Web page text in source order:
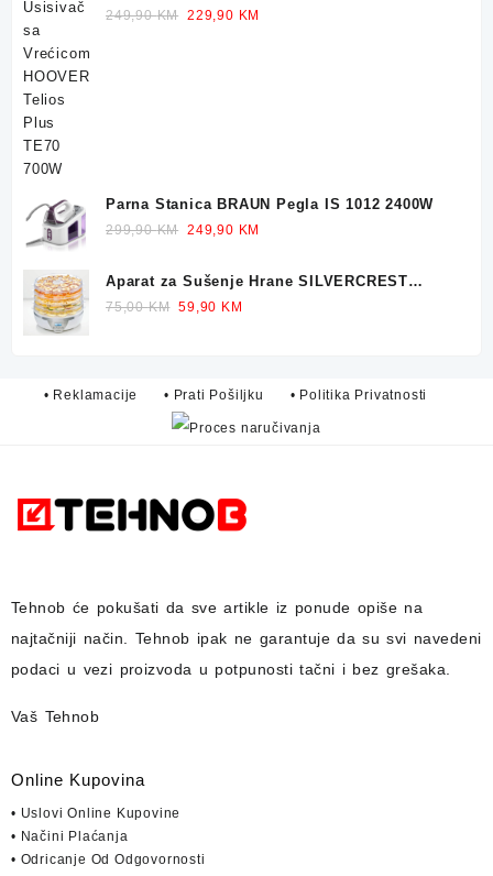
TE70 700W
249,90KM Original
229,90 KM
Parna Stanica BRAUN Pegla IS 1012 2400W
299,90KM Original
was:
249,90 KM
Aparat za Sušenje Hrane SILVERCREST
Dehidrator 350W
75,00KM Original
59,90 KM
• Reklamacije
• Prati Pošiljku • Politika Privatnosti
Tehnob će pokušati da sve artikle iz ponude opiše na
najtačniji način. Tehnob ipak ne garantuje da su svi navedeni
podaci u vezi proizvoda u potpunosti tačni i bez grešaka.
Vaš Tehnob
Online Kupovina
• Uslovi Online Kupovine
• Načini Plaćanja
• Odricanje Od Odgovornosti